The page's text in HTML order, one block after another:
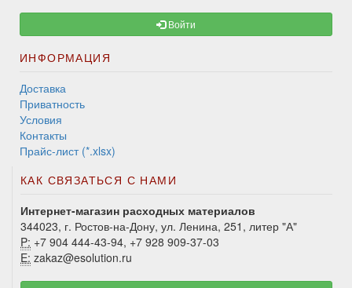
Войти
ИНФОРМАЦИЯ
Доставка
Приватность
Условия
Контакты
Прайс-лист (*.xlsx)
КАК СВЯЗАТЬСЯ С НАМИ
Интернет-магазин расходных материалов
344023, г. Ростов-на-Дону, ул. Ленина, 251, литер "А"
P: +7 904 444-43-94, +7 928 909-37-03
E: zakaz@esolution.ru